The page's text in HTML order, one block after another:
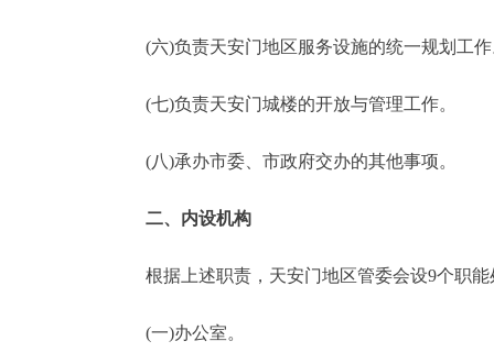
ESPAÑOL
ITALIANO
(六)负责天安门地区服务设施的统一规划工作
(七)负责天安门城楼的开放与管理工作。
(八)承办市委、市政府交办的其他事项。
二、内设机构
根据上述职责，天安门地区管委会设9个职能
(一)办公室。